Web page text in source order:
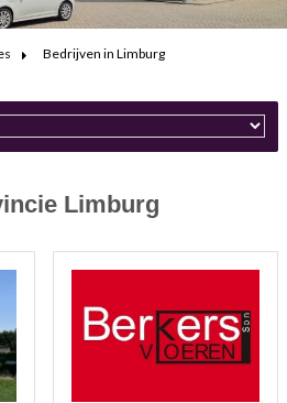
Bedrijven in Limburg
Limburg